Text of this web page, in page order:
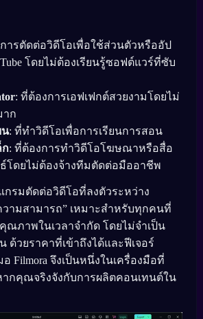
ารตัดต่อวิดีโอเพื่อใช้ส่วนตัวหรืออัป
โดยไม่ต้องเรียนรู้ซอฟต์แวร์ที่ซับ
: ที่ต้องการเอฟเฟกต์สวยงามโดยไม่
าก
น: ที่ทำวิดีโอเพื่อการเรียนการสอน
ก: ที่ต้องการทำวิดีโอโฆษณาหรือสื่อ
โดยไม่ต้องจ้างทีมตัดต่อมืออาชีพ
รมตัดต่อวิดีโอที่ลงตัวระหว่าง
วามสามารถ” เหมาะสำหรับทุกคนที่
ณภาพในเวลาจำกัด โดยไม่จำเป็น
ด้วยราคาที่เข้าถึงได้และฟีเจอร์
Filmora จึงเป็นหนึ่งในเครื่องมือที่
ากคุณจริงจังกับการผลิตคอนเทนต์ใน